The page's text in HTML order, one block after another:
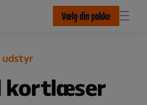
Vælg din pakke
udstyr
kortlæser